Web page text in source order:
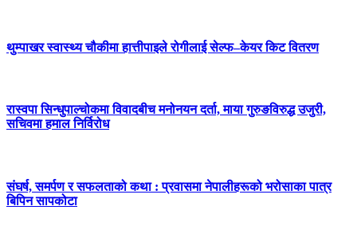
थुम्पाखर स्वास्थ्य चौकीमा हात्तीपाइले रोगीलाई सेल्फ–केयर किट वितरण
रास्वपा सिन्धुपाल्चोकमा विवादबीच मनोनयन दर्ता, माया गुरुङविरुद्ध उजुरी,
सचिवमा हमाल निर्विरोध
संघर्ष, समर्पण र सफलताको कथा : प्रवासमा नेपालीहरूको भरोसाका पात्र
बिपिन सापकोटा